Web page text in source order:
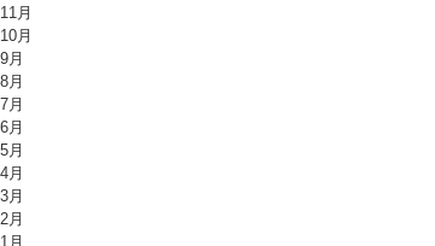
月
月
月
月
月
月
月
月
月
月
月